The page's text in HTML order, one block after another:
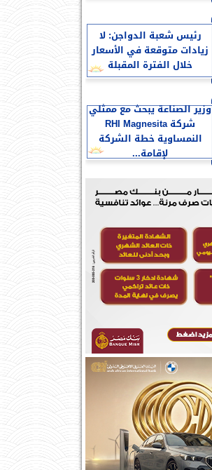
رئيس شعبة الدواجن: لا
زيادات متوقعة في الأسعار
خلال الفترة المقبلة
وزير الصناعة يبحث مع ممثلي
شركة RHI Magnesita
النمساوية خطة الشركة
لإقامة...